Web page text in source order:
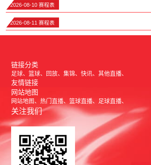
2026-08-10 赛程表
2026-08-11 赛程表
链接分类
足球 篮球 回放 集锦 快讯 其他直播
友情链接
网站地图
网站地图 热门直播 篮球直播 足球直播
关注我们